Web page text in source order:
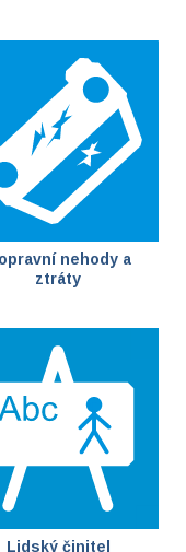
nehody a
ztráty
Lidský činitel